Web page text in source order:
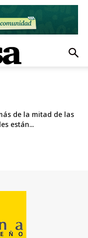
de la mitad de las
están...